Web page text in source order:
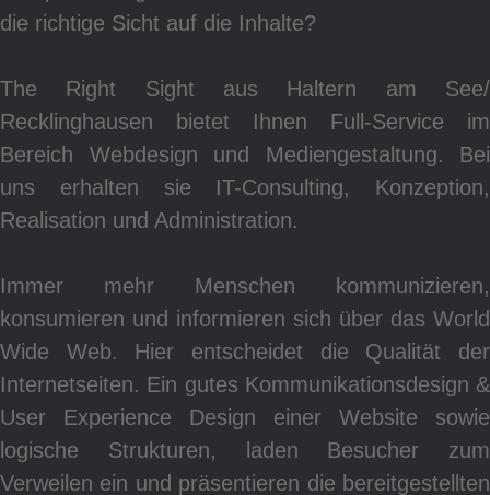
die richtige Sicht auf die Inhalte?
The Right Sight aus Haltern am See/
Recklinghausen bietet Ihnen Full-Service im
Bereich Webdesign und Mediengestaltung. Bei
uns erhalten sie IT-Consulting, Konzeption,
Realisation und Administration.
Immer mehr Menschen kommunizieren,
konsumieren und informieren sich über das World
Wide Web. Hier entscheidet die Qualität der
Internetseiten. Ein gutes Kommunikationsdesign &
User Experience Design einer Website sowie
logische Strukturen, laden Besucher zum
Verweilen ein und präsentieren die bereitgestellten